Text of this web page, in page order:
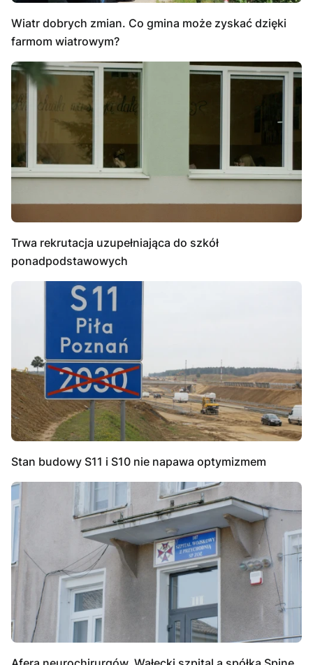
Wiatr dobrych zmian. Co gmina może zyskać dzięki
farmom wiatrowym?
Trwa rekrutacja uzupełniająca do szkół
ponadpodstawowych
Stan budowy S11 i S10 nie napawa optymizmem